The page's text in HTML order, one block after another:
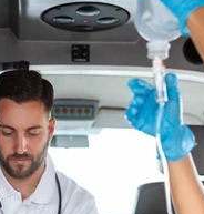
Jantung
Home Service
Rumah Sakit